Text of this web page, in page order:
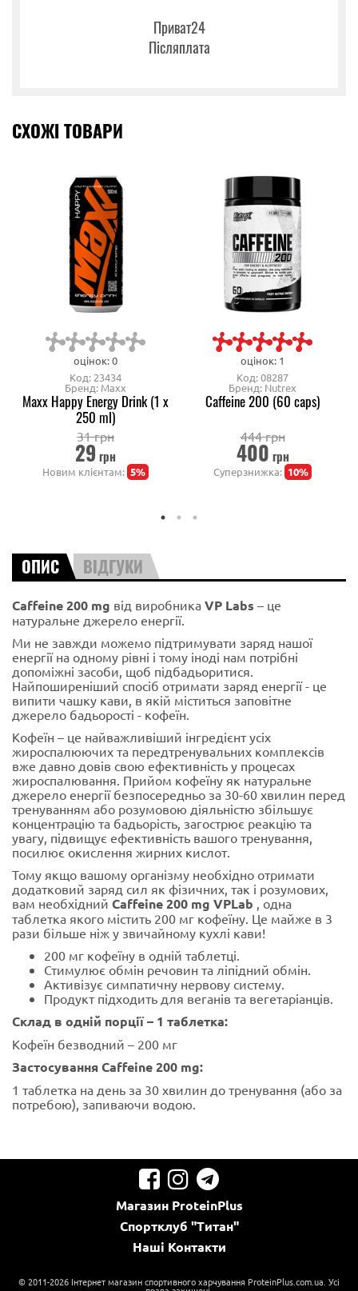
Приват24
Післяплата
СХОЖІ ТОВАРИ
оцінок: 0
Код: 23434
Бренд: Maxx
Maxx Happy Energy Drink (1 x
250 ml)
31 грн
29 грн
Новим клієнтам: 5%
оцінок: 1
Код: 08287
Бренд: Nutrex
Caffeine 200 (60 caps)
444 грн
400 грн
Суперзнижка: 10%
ОПИС ВІДГУКИ
Caffeine 200 mg від виробника VP Labs – це
натуральне джерело енергії.
Ми не завжди можемо підтримувати заряд нашої
енергії на одному рівні і тому іноді нам потрібні
допоміжні засоби, щоб підбадьоритися.
Найпоширеніший спосіб отримати заряд енергії - це
випити чашку кави, в якій міститься заповітне
джерело бадьорості - кофеїн.
Кофеїн – це найважливіший інгредієнт усіх
жироспалюючих та передтренувальних комплексів
вже давно довів свою ефективність у процесах
жироспалювання. Прийом кофеїну як натуральне
джерело енергії безпосередньо за 30-60 хвилин перед
тренуванням або розумовою діяльністю збільшує
концентрацію та бадьорість, загострює реакцію та
увагу, підвищує ефективність вашого тренування,
посилює окислення жирних кислот.
Тому якщо вашому організму необхідно отримати
додатковий заряд сил як фізичних, так і розумових,
вам необхідний Caffeine 200 mg VPLab , одна
таблетка якого містить 200 мг кофеїну. Це майже в 3
рази більше ніж у звичайному кухлі кави!
200 мг кофеїну в одній таблетці.
Стимулює обмін речовин та ліпідний обмін.
Активізує симпатичну нервову систему.
Продукт підходить для веганів та вегетаріанців.
Склад в одній порції – 1 таблетка:
Кофеїн безводний – 200 мг
Застосування Caffeine 200 mg:
1 таблетка на день за 30 хвилин до тренування (або за
потребою), запиваючи водою.
МагазинProteinPlus
Спортклуб "Титан"
Наші Контакти
© 2011-2026 Інтернет магазин спортивного харчування ProteinPlus.com.ua. Усі